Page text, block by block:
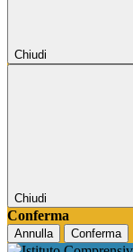
Chiudi
Chiudi
Conferma
Annulla Conferma